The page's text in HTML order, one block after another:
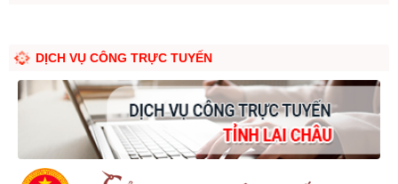
DỊCH VỤ CÔNG TRỰC TUYẾN